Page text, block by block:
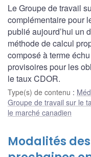
Le Groupe de travail
complémentaire pour
publié aujourd’hui un
méthode de calcul
composé à terme
provisoires pour les
le taux CDOR.
Type(s) de contenu :
Groupe de travail sur le
le marché canadien
Modalités des